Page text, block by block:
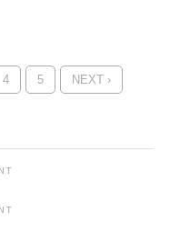
4 5 NEXT ›